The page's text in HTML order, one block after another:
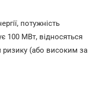
потужність
100 МВт, відносяться
ризику (або високим за